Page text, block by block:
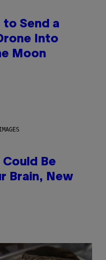
to Send a
Into
Moon
Be
Brain, New